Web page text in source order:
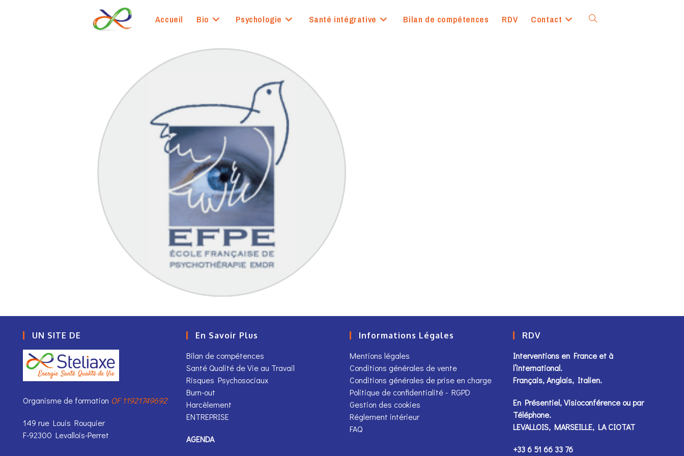
Accueil Bio Psychologie Santé intégrative Bilan de compétences RDV Contact Toggle
UN SITE DE
Organisme de formation OF 11921749692
149 rue Louis Rouquier
F-92300 Levallois-Perret
En Savoir Plus
Bilan de compétences
Santé Qualité de Vie au Travail
Risques Psychosociaux
Burn-out
Harcèlement
ENTREPRISE
AGENDA
Informations Légales
Mentions légales
Conditions générales de vente
Conditions générales de prise en charge
Politique de confidentialité - RGPD
Gestion des cookies
Réglement intérieur
FAQ
RDV
Interventions en France et à
l’international.
Français, Anglais, Italien.
En Présentiel, Visioconférence ou par
Téléphone.
LEVALLOIS, MARSEILLE, LA CIOTAT
+33 6 51 66 33 76